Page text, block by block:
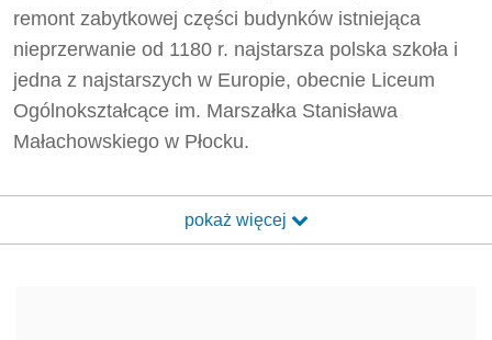
remont zabytkowej części budynków istniejąca
nieprzerwanie od 1180 r. najstarsza polska szkoła i
jedna z najstarszych w Europie, obecnie Liceum
Ogólnokształcące im. Marszałka Stanisława
Małachowskiego w Płocku.
pokaż więcej